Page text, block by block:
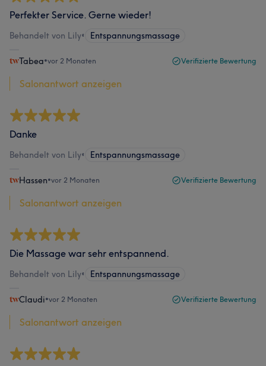
Perfekter Service. Gerne wieder!
Behandelt von Lily• Entspannungsmassage
Tabea•vor 2 Monaten Verifizierte Bewertung
Salonantwort anzeigen
Danke
Behandelt von Lily• Entspannungsmassage
Hassen•vor 2 Monaten Verifizierte Bewertung
Salonantwort anzeigen
Die Massage war sehr entspannend.
Behandelt von Lily• Entspannungsmassage
Claudi•vor 2 Monaten Verifizierte Bewertung
Salonantwort anzeigen